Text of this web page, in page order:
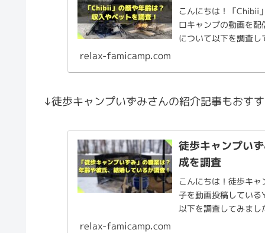
こんにちは！「Chibii
ロキャンプの動画を
について以下を調査
relax-famicamp.com
↓徒歩キャンプいずみさんの紹介記事もおす
徒歩キャンプい
成を調査
こんにちは！徒歩キ
子を動画投稿してい
以下を調査してみま
relax-famicamp.com